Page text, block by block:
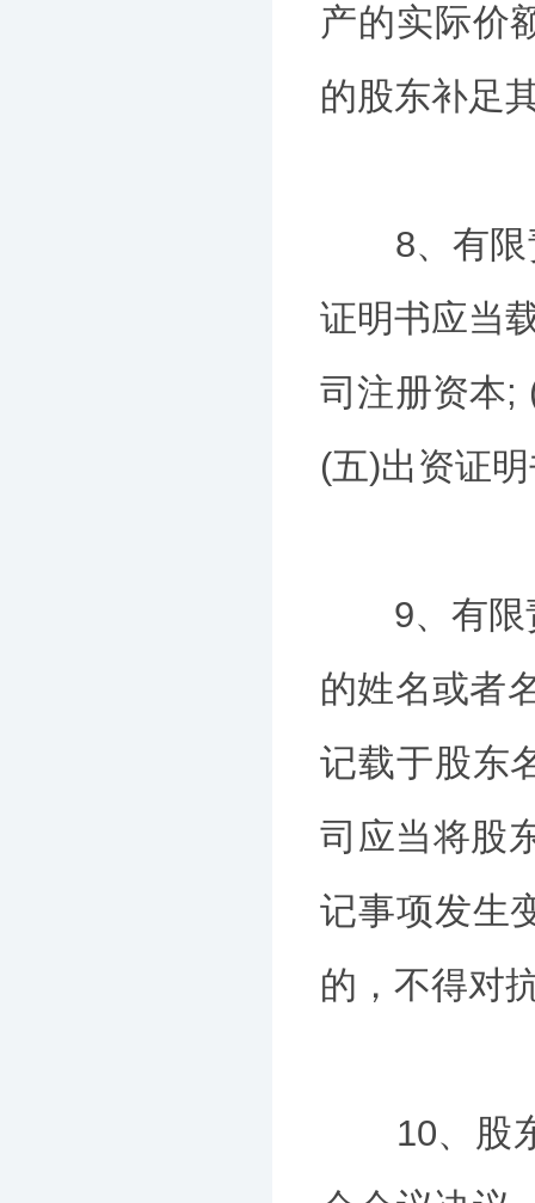
产的实际价
的股东补足
8、有限责
证明书应当
司注册资本;
(五)出资证
9、有限责
的姓名或者
记载于股东
司应当将股
记事项发生
的，不得对
10、股东